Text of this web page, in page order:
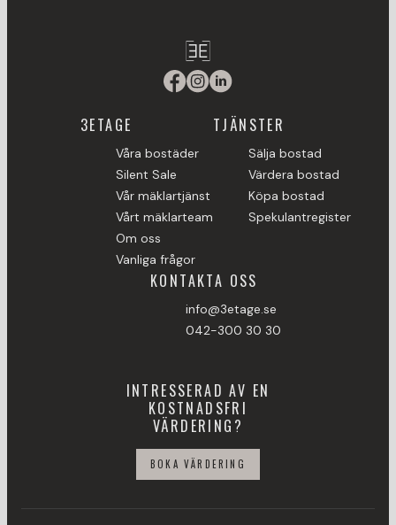
3ETAGE
Våra bostäder
Silent Sale
Vår mäklartjänst
Vårt mäklarteam
Om oss
Vanliga frågor
TJÄNSTER
Sälja bostad
Värdera bostad
Köpa bostad
Spekulantregister
KONTAKTA OSS
info@3etage.se
042-300 30 30
INTRESSERAD AV EN
KOSTNADSFRI
VÄRDERING?
BOKA VÄRDERING